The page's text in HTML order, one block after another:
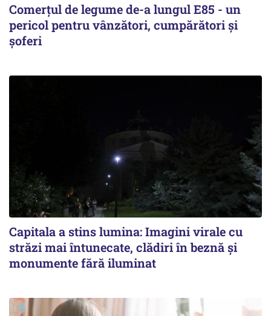
Comerțul de legume de-a lungul E85 - un
pericol pentru vânzători, cumpărători și
șoferi
Capitala a stins lumina: Imagini virale cu
străzi mai întunecate, clădiri în beznă și
monumente fără iluminat